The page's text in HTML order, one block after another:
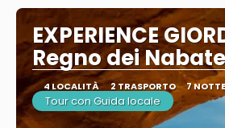
EXPERIENCE
Regno dei
4 LOCALITÀ 2 TRASPORTO 7
Tour con Guida locale